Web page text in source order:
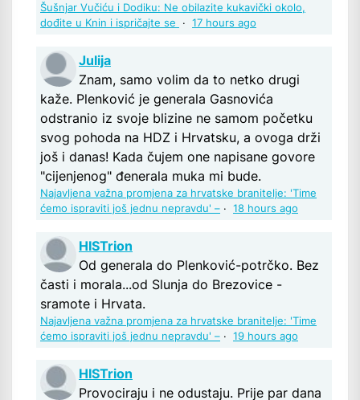
Šušnjar Vučiću i Dodiku: Ne obilazite kukavički okolo,
dođite u Knin i ispričajte se
· 17 hours ago
Julija
Znam, samo volim da to netko drugi
kaže. Plenković je generala Gasnovića
odstranio iz svoje blizine ne samom početku
svog pohoda na HDZ i Hrvatsku, a ovoga drži
još i danas! Kada čujem one napisane govore
"cijenjenog" đenerala muka mi bude.
Najavljena važna promjena za hrvatske branitelje: 'Time
ćemo ispraviti još jednu nepravdu' – · 18 hours ago
HISTrion
Od generala do Plenković-potrčko. Bez
časti i morala...od Slunja do Brezovice -
sramote i Hrvata.
Najavljena važna promjena za hrvatske branitelje: 'Time
ćemo ispraviti još jednu nepravdu' – · 19 hours ago
HISTrion
Provociraju i ne odustaju. Prije par dana